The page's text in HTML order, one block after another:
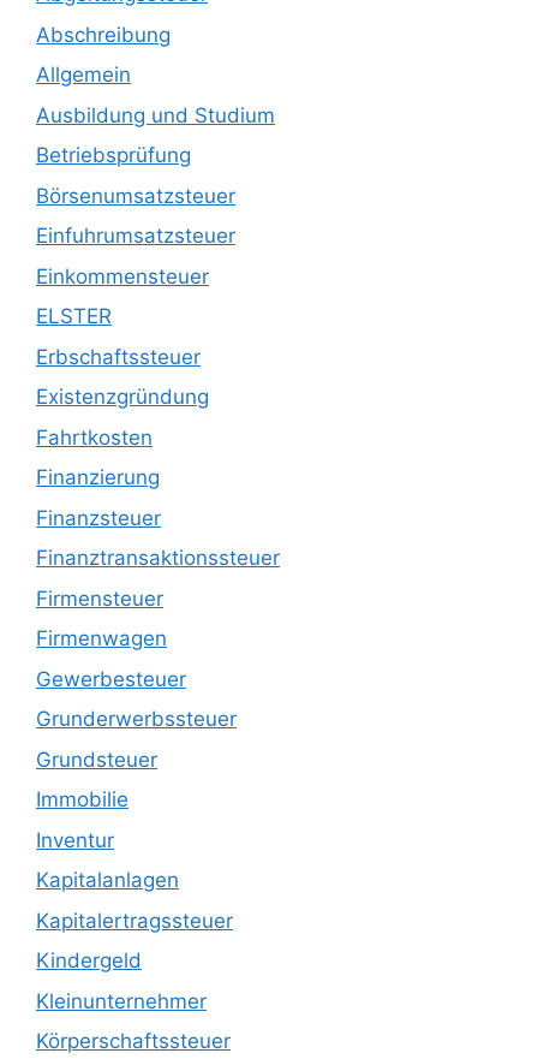
Abschreibung
Allgemein
Ausbildung und Studium
Betriebsprüfung
Börsenumsatzsteuer
Einfuhrumsatzsteuer
Einkommensteuer
ELSTER
Erbschaftssteuer
Existenzgründung
Fahrtkosten
Finanzierung
Finanzsteuer
Finanztransaktionssteuer
Firmensteuer
Firmenwagen
Gewerbesteuer
Grunderwerbssteuer
Grundsteuer
Immobilie
Inventur
Kapitalanlagen
Kapitalertragssteuer
Kindergeld
Kleinunternehmer
Körperschaftssteuer